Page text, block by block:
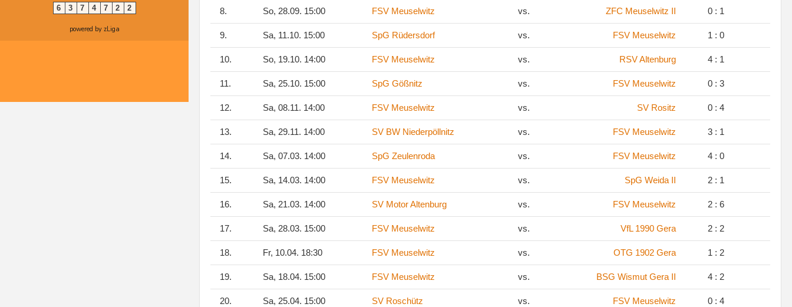
6 3 7 4 7 2 2
powered by zLiga
8. So, 28.09. 15:00 FSV Meuselwitz vs. ZFC Meuselwitz II 0 : 1
9. Sa, 11.10. 15:00 SpG Rüdersdorf vs. FSV Meuselwitz 1 : 0
10. So, 19.10. 14:00 FSV Meuselwitz vs. RSV Altenburg 4 : 1
11. Sa, 25.10. 15:00 SpG Gößnitz vs. FSV Meuselwitz 0 : 3
12. Sa, 08.11. 14:00 FSV Meuselwitz vs. SV Rositz 0 : 4
13. Sa, 29.11. 14:00 SV BW Niederpöllnitz vs. FSV Meuselwitz 3 : 1
14. Sa, 07.03. 14:00 SpG Zeulenroda vs. FSV Meuselwitz 4 : 0
15. Sa, 14.03. 14:00 FSV Meuselwitz vs. SpG Weida II 2 : 1
16. Sa, 21.03. 14:00 SV Motor Altenburg vs. FSV Meuselwitz 2 : 6
17. Sa, 28.03. 15:00 FSV Meuselwitz vs. VfL 1990 Gera 2 : 2
18. Fr, 10.04. 18:30 FSV Meuselwitz vs. OTG 1902 Gera 1 : 2
19. Sa, 18.04. 15:00 FSV Meuselwitz vs. BSG Wismut Gera II 4 : 2
20. Sa, 25.04. 15:00 SV Roschütz vs. FSV Meuselwitz 0 : 4